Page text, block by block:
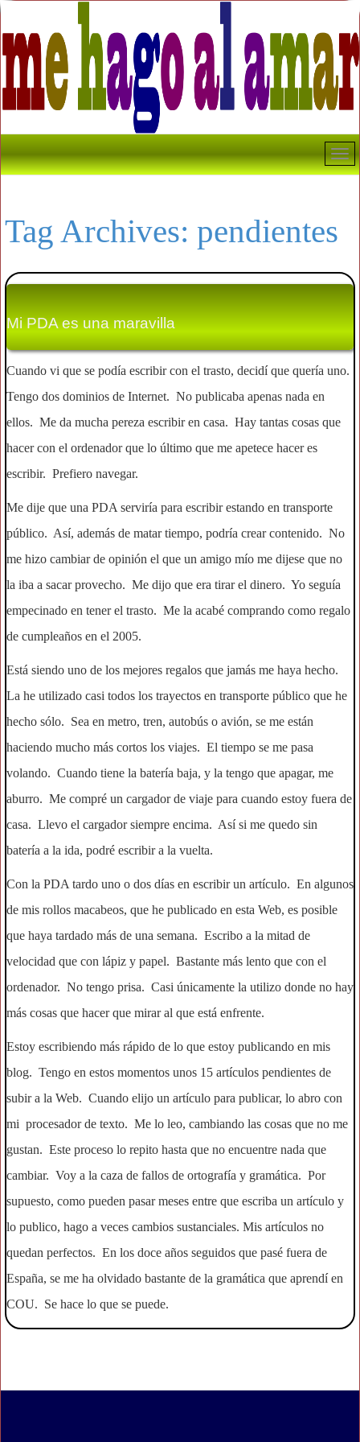
Tag Archives: pendientes
Mi PDA es una maravilla
Cuando vi que se podía escribir con el trasto, decidí que quería uno.
Tengo dos dominios de Internet. No publicaba apenas nada en
ellos. Me da mucha pereza escribir en casa. Hay tantas cosas que
hacer con el ordenador que lo último que me apetece hacer es
escribir. Prefiero navegar.
Me dije que una PDA serviría para escribir estando en transporte
público. Así, además de matar tiempo, podría crear contenido. No
me hizo cambiar de opinión el que un amigo mío me dijese que no
la iba a sacar provecho. Me dijo que era tirar el dinero. Yo seguía
empecinado en tener el trasto. Me la acabé comprando como regalo
de cumpleaños en el 2005.
Está siendo uno de los mejores regalos que jamás me haya hecho.
La he utilizado casi todos los trayectos en transporte público que he
hecho sólo. Sea en metro, tren, autobús o avión, se me están
haciendo mucho más cortos los viajes. El tiempo se me pasa
volando. Cuando tiene la batería baja, y la tengo que apagar, me
aburro. Me compré un cargador de viaje para cuando estoy fuera de
casa. Llevo el cargador siempre encima. Así si me quedo sin
batería a la ida, podré escribir a la vuelta.
Con la PDA tardo uno o dos días en escribir un artículo. En algunos
de mis rollos macabeos, que he publicado en esta Web, es posible
que haya tardado más de una semana. Escribo a la mitad de
velocidad que con lápiz y papel. Bastante más lento que con el
ordenador. No tengo prisa. Casi únicamente la utilizo donde no hay
más cosas que hacer que mirar al que está enfrente.
Estoy escribiendo más rápido de lo que estoy publicando en mis
blog. Tengo en estos momentos unos 15 artículos pendientes de
subir a la Web. Cuando elijo un artículo para publicar, lo abro con
mi procesador de texto. Me lo leo, cambiando las cosas que no me
gustan. Este proceso lo repito hasta que no encuentre nada que
cambiar. Voy a la caza de fallos de ortografía y gramática. Por
supuesto, como pueden pasar meses entre que escriba un artículo y
lo publico, hago a veces cambios sustanciales. Mis artículos no
quedan perfectos. En los doce años seguidos que pasé fuera de
España, se me ha olvidado bastante de la gramática que aprendí en
COU. Se hace lo que se puede.